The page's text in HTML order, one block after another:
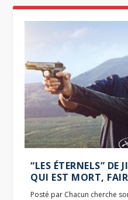
“LES ÉTERNELS” DE
QUI EST MORT,
Posté par Chacun cherche